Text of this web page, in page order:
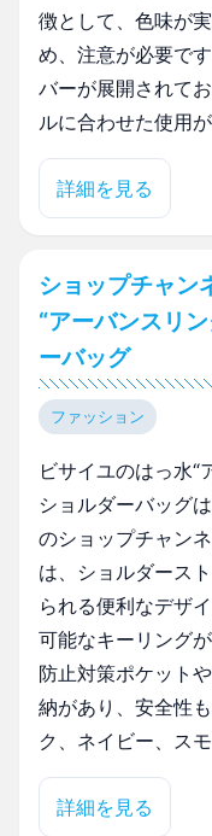
徴として、色味が
め、注意が必要で
バーが展開されて
ルに合わせた使用が
詳細を見る
ショップチャ
“アーバンスリ
ーバッグ
ファッション
ビサイユのはっ水“
ショルダーバッグ
のショップチャン
は、ショルダース
られる便利なデザ
可能なキーリング
防止対策ポケット
納があり、安全性
ク、ネイビー、ス
詳細を見る